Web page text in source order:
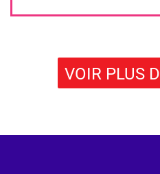
VOIR PLUS